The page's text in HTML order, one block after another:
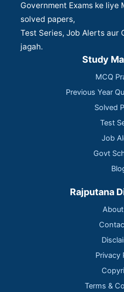
Government Exams ke liye
solved papers,
Test Series, Job Alerts aur
jagah.
Study
MCQ
Previous Year
Solved
Test
Job
Govt
Rajputana
Privacy
Terms &